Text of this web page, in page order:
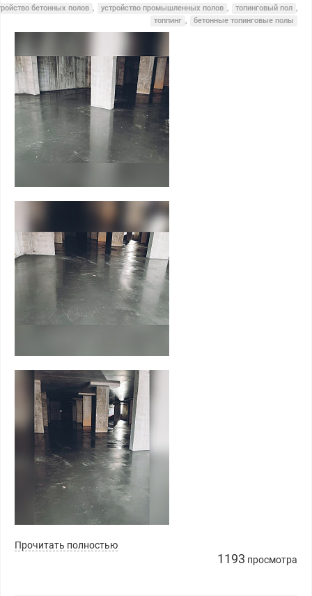
бетонных полов , устройство промышленных полов , топинговый пол ,
топпинг , бетонные топинговые полы
Прочитать полностью
1193 просмотра